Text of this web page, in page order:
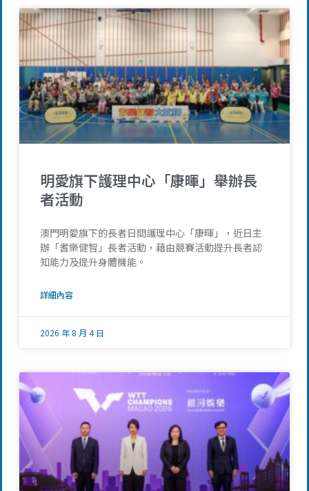
明愛旗下護理中心「康暉」舉辦長
者活動
澳門明愛旗下的長者日間護理中心「康暉」，近日主
辦「耆樂健智」長者活動，藉由競賽活動提升長者認
知能力及提升身體機能。
詳細內容
2026 年 8 月 4 日